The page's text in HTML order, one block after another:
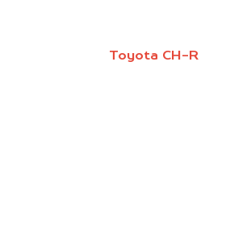
Toyota CH-R